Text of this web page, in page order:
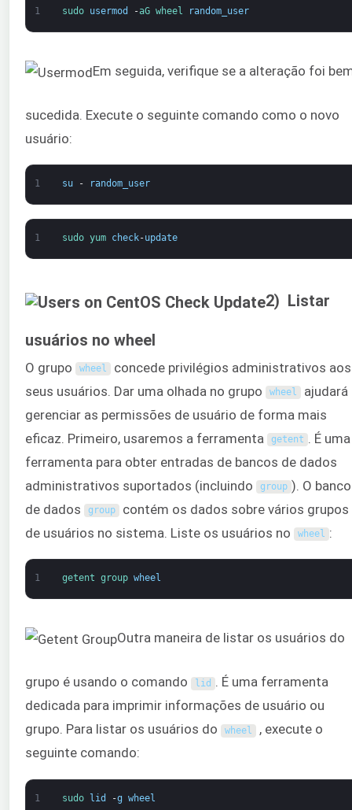
1 sudo usermod -aG wheel random_user
Em seguida, verifique se a alteração foi
sucedida. Execute o seguinte comando como o novo
usuário:
1 su - random_user
1 sudo yum check-update
2) Listar
usuários no wheel
O grupo wheel concede privilégios administrativos aos
seus usuários. Dar uma olhada no grupo
wheel ajudará
gerenciar as permissões de usuário de forma mais
eficaz. Primeiro, usaremos a ferramenta
getent . É uma
ferramenta para obter entradas de bancos de dados
administrativos suportados (incluindo
group ). O banco
de dados
group contém os dados sobre vários grupos
de usuários no sistema. Liste os usuários no
wheel :
1 getent group wheel
Outra maneira de listar os usuários do
grupo é usando o comando lid . É uma ferramenta
dedicada para imprimir informações de usuário ou
grupo. Para listar os usuários do
wheel , execute o
seguinte comando:
1 sudo lid -g wheel